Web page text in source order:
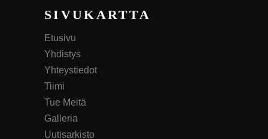
SIVUKARTTA
Etusivu
Yhdistys
Yhteystiedot
Tiimi
Tue Meitä
Galleria
Uutisarkisto